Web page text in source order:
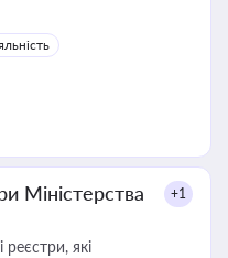
Міністерства
+1
які